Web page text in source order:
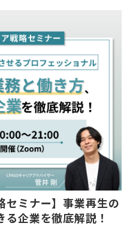
セミナー】事業再生の
企業を徹底解説！